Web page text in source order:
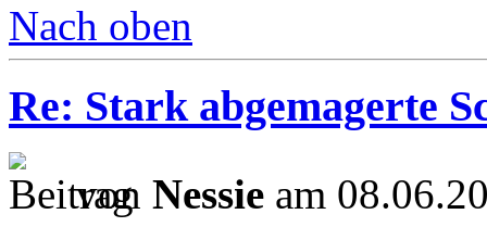
Nach oben
Re: Stark abgemagerte
von Nessie am